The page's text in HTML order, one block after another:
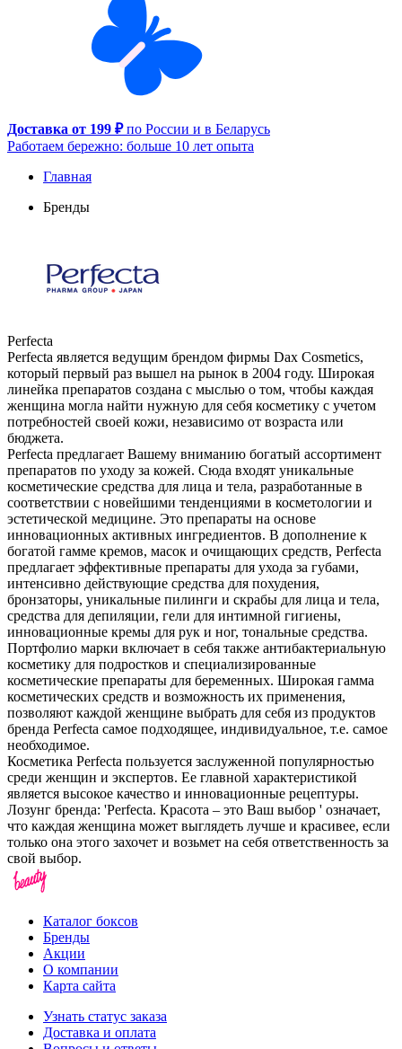
Доставка от 199 ₽по России и в Беларусь
Работаем бережно: больше 10 лет опыта
Главная
Бренды
Perfecta
Perfecta является ведущим брендом фирмы Dax Cosmetics,
который первый раз вышел на рынок в 2004 году. Широкая
линейка препаратов создана с мыслью о том, чтобы каждая
женщина могла найти нужную для себя косметику с учетом
потребностей своей кожи, независимо от возраста или
бюджета.
Perfecta предлагает Вашему вниманию богатый ассортимент
препаратов по уходу за кожей. Сюда входят уникальные
косметические средства для лица и тела, разработанные в
соответствии с новейшими тенденциями в косметологии и
эстетической медицине. Это препараты на основе
инновационных активных ингредиентов. В дополнение к
богатой гамме кремов, масок и очищающих средств, Perfecta
предлагает эффективные препараты для ухода за губами,
интенсивно действующие средства для похудения,
бронзаторы, уникальные пилинги и скрабы для лица и тела,
средства для депиляции, гели для интимной гигиены,
инновационные кремы для рук и ног, тональные средства.
Портфолио марки включает в себя также антибактериальную
косметику для подростков и специализированные
косметические препараты для беременных. Широкая гамма
косметических средств и возможность их применения,
позволяют каждой женщине выбрать для себя из продуктов
бренда Perfecta самое подходящее, индивидуальное, т.е. самое
необходимое.
Косметика Perfecta пользуется заслуженной популярностью
среди женщин и экспертов. Ее главной характеристикой
является высокое качество и инновационные рецептуры.
Лозунг бренда: 'Perfecta. Красота – это Ваш выбор ' означает,
что каждая женщина может выглядеть лучше и красивее, если
только она этого захочет и возьмет на себя ответственность за
свой выбор.
Каталог боксов
Бренды
Акции
О компании
Карта сайта
Узнать статус заказа
Доставка и оплата